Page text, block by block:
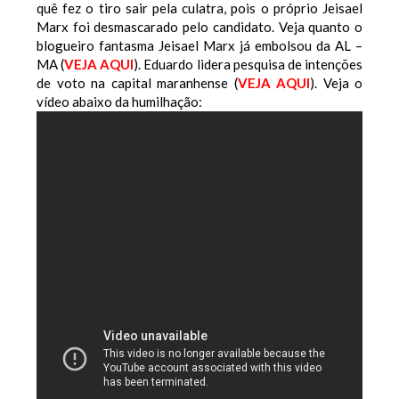
quê fez o tiro sair pela culatra, pois o próprio Jeisael
Marx foi desmascarado pelo candidato. Veja quanto o
blogueiro fantasma Jeisael Marx já embolsou da AL –
MA (VEJA AQUI). Eduardo lidera pesquisa de intenções
de voto na capital maranhense (VEJA AQUI). Veja o
vídeo abaixo da humilhação: